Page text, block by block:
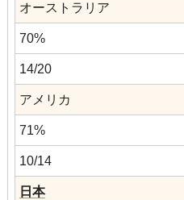
オーストラリア
70%
14/20
アメリカ
71%
10/14
日本